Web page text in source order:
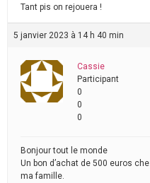
Tant pis on rejouera !
5 janvier 2023 à 14 h 40 min
Cassie
Participant
0
0
0
Bonjour tout le monde
Un bon d’achat de 500 euros
ma famille.